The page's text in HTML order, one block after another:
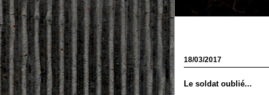
18/03/2017
Le soldat oublié...